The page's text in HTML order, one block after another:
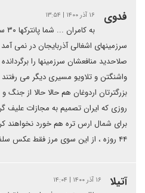
فدوی ۱۶ آذر ۱۴۰۰ | ۱۳:۵۴
سرزمینهای اشغالی آذربایجان در نمی آمد
صلاحدید منافعشان سرزمینها را
واشنگتن و تلاویو مسیری دیگر می
بزرگترتان اردوغان هم حالا حالا از
روزی که ایران تصمیم به مجازات علیف
برای شمال ارس تره هم خورد نخواهند
۴۴ روزه ، از این سوی مرز فقط عکس سلفی خواهند گرفت .
آتیلا ۱۶ آذر ۱۴۰۰ | ۱۴:۰۴